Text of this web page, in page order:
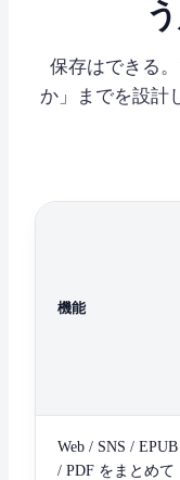
保存はできる
か」までを設計
機能
Web / SNS / EPUB
/ PDF をまとめて